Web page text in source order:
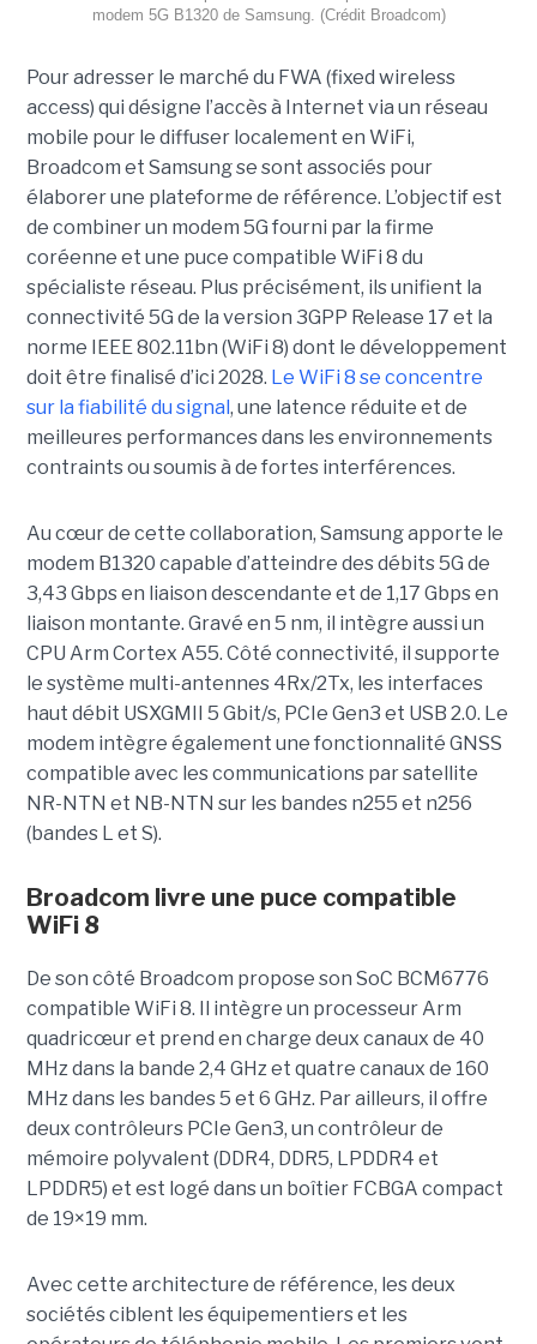
modem 5G B1320 de Samsung. (Crédit Broadcom)
Pour adresser le marché du FWA (fixed wireless
access) qui désigne l’accès à Internet via un réseau
mobile pour le diffuser localement en WiFi,
Broadcom et Samsung se sont associés pour
élaborer une plateforme de référence. L’objectif est
de combiner un modem 5G fourni par la firme
coréenne et une puce compatible WiFi 8 du
spécialiste réseau. Plus précisément, ils unifient la
connectivité 5G de la version 3GPP Release 17 et la
norme IEEE 802.11bn (WiFi 8) dont le développement
doit être finalisé d’ici 2028. Le WiFi 8 se concentre
sur la fiabilité du signal , une latence réduite et de
meilleures performances dans les environnements
contraints ou soumis à de fortes interférences.
Au cœur de cette collaboration, Samsung apporte le
modem B1320 capable d’atteindre des débits 5G de
3,43 Gbps en liaison descendante et de 1,17 Gbps en
liaison montante. Gravé en 5 nm, il intègre aussi un
CPU Arm Cortex A55. Côté connectivité, il supporte
le système multi-antennes 4Rx/2Tx, les interfaces
haut débit USXGMII 5 Gbit/s, PCIe Gen3 et USB 2.0. Le
modem intègre également une fonctionnalité GNSS
compatible avec les communications par satellite
NR-NTN et NB-NTN sur les bandes n255 et n256
(bandes L et S).
Broadcom livre une puce compatible
WiFi 8
De son côté Broadcom propose son SoC BCM6776
compatible WiFi 8. Il intègre un processeur Arm
quadricœur et prend en charge deux canaux de 40
MHz dans la bande 2,4 GHz et quatre canaux de 160
MHz dans les bandes 5 et 6 GHz. Par ailleurs, il offre
deux contrôleurs PCIe Gen3, un contrôleur de
mémoire polyvalent (DDR4, DDR5, LPDDR4 et
LPDDR5) et est logé dans un boîtier FCBGA compact
de 19×19 mm.
Avec cette architecture de référence, les deux
sociétés ciblent les équipementiers et les